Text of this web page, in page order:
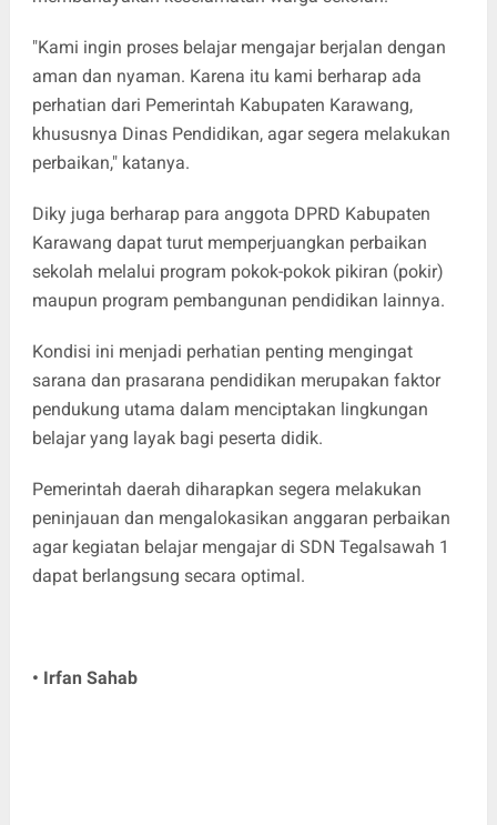
"Kami ingin proses belajar mengajar berjalan dengan
aman dan nyaman. Karena itu kami berharap ada
perhatian dari Pemerintah Kabupaten Karawang,
khususnya Dinas Pendidikan, agar segera melakukan
perbaikan," katanya.
Diky juga berharap para anggota DPRD Kabupaten
Karawang dapat turut memperjuangkan perbaikan
sekolah melalui program pokok-pokok pikiran (pokir)
maupun program pembangunan pendidikan lainnya.
Kondisi ini menjadi perhatian penting mengingat
sarana dan prasarana pendidikan merupakan faktor
pendukung utama dalam menciptakan lingkungan
belajar yang layak bagi peserta didik.
Pemerintah daerah diharapkan segera melakukan
peninjauan dan mengalokasikan anggaran perbaikan
agar kegiatan belajar mengajar di SDN Tegalsawah 1
dapat berlangsung secara optimal.
• Irfan Sahab